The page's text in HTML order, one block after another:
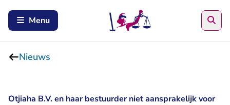
Menu
Nieuws
Otjiaha B.V. en haar bestuurder niet aansprakelijk voor